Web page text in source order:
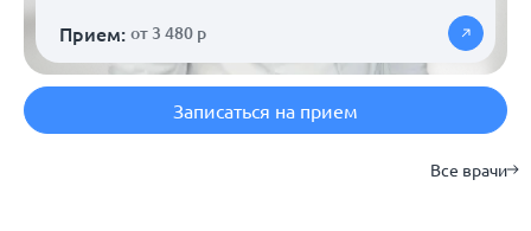
Прием: от 3 480 р
Записаться на прием
Все врачи